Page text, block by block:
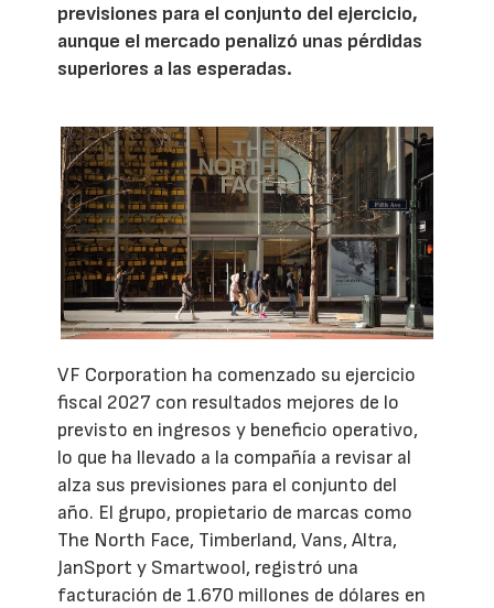
previsiones para el conjunto del ejercicio,
aunque el mercado penalizó unas pérdidas
superiores a las esperadas.
VF Corporation ha comenzado su ejercicio
fiscal 2027 con resultados mejores de lo
previsto en ingresos y beneficio operativo,
lo que ha llevado a la compañía a revisar al
alza sus previsiones para el conjunto del
año. El grupo, propietario de marcas como
The North Face, Timberland, Vans, Altra,
JanSport y Smartwool, registró una
facturación de 1.670 millones de dólares en